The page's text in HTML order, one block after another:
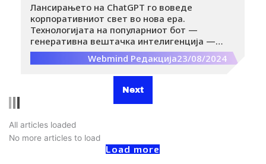
Лансирањето на ChatGPT го воведе
корпоративниот свет во нова ера.
Технологијата на популарниот бот —
генеративна вештачка интелигенција —
може да пишува е-пораки, да произведува
код и да создава графики за неколку минути.
Одеднаш, деновите кога работниците се
мачеа со своите е-пошти и внимателно ги
Webmind Редакција23/08/2024
Next
All articles loaded
No more articles to load
Load more